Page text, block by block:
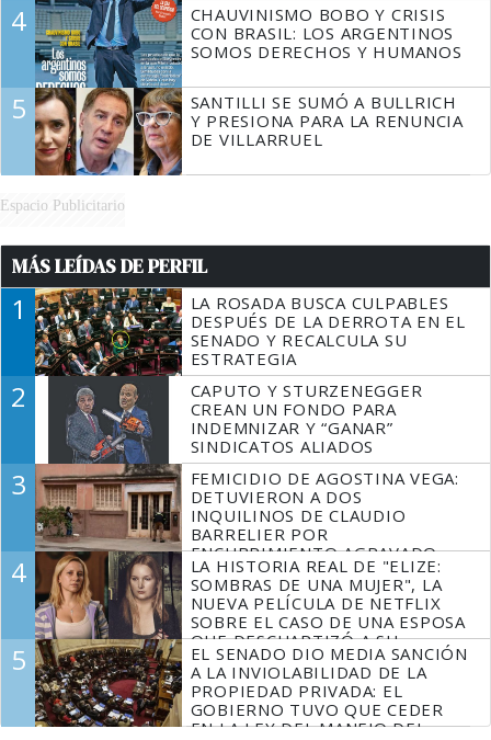
4
CHAUVINISMO BOBO Y CRISIS
CON BRASIL: LOS ARGENTINOS
SOMOS DERECHOS Y HUMANOS
5
SANTILLI SE SUMÓ A BULLRICH
Y PRESIONA PARA LA RENUNCIA
DE VILLARRUEL
Espacio Publicitario
MÁS LEÍDAS DE PERFIL
1
LA ROSADA BUSCA CULPABLES
DESPUÉS DE LA DERROTA EN EL
SENADO Y RECALCULA SU
ESTRATEGIA
2
CAPUTO Y STURZENEGGER
CREAN UN FONDO PARA
INDEMNIZAR Y “GANAR”
SINDICATOS ALIADOS
3
FEMICIDIO DE AGOSTINA VEGA:
DETUVIERON A DOS
INQUILINOS DE CLAUDIO
BARRELIER POR
ENCUBRIMIENTO AGRAVADO
4
LA HISTORIA REAL DE "ELIZE:
SOMBRAS DE UNA MUJER", LA
NUEVA PELÍCULA DE NETFLIX
SOBRE EL CASO DE UNA ESPOSA
QUE DESCUARTIZÓ A SU
MARIDO
5
EL SENADO DIO MEDIA SANCIÓN
A LA INVIOLABILIDAD DE LA
PROPIEDAD PRIVADA: EL
GOBIERNO TUVO QUE CEDER
EN LA LEY DEL MANEJO DEL